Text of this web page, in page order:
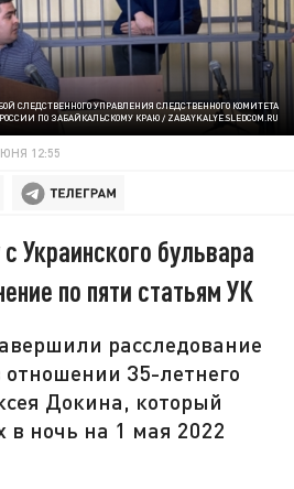
СЛЕДСТВЕННОГО УПРАВЛЕНИЯ СЛЕДСТВЕННОГО КОМИТЕТА
РОССИИ ПО ЗАБАЙКАЛЬСКОМУ КРАЮ / ZABAYKALYE.SLEDCOM.RU
12:55
Украинского бульвара
по пяти статьям УК
расследование
отношении 35-летнего
Докина, который
в ночь на 1 мая 2022